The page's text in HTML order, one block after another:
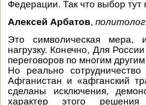
Федерации. Так что выбор тут
Алексей Арбатов, политолог
Это символическая мера,
нагрузку. Конечно, Для
переговоров по многим
Но реально
Афганистан и «афганский
сделаны исключения,
характер этого